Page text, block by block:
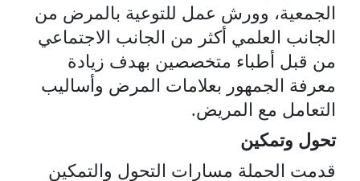
الجمعية، وورش عمل للتوعية بالمرض من
الجانب العلمي أكثر من الجانب الاجتماعي
من قبل أطباء متخصصين بهدف زيادة
معرفة الجمهور بعلامات المرض وأساليب
التعامل مع المريض.
تحول وتمكين
قدمت الحملة مسارات التحول والتمكين